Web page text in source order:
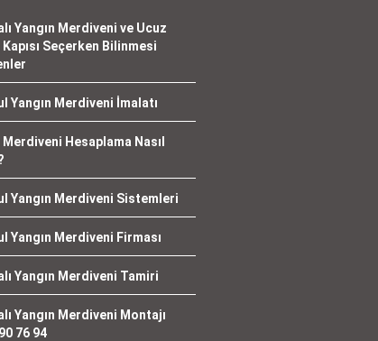
Yangın Merdiveni ve Ucuz
Kapısı Seçerken Bilinmesi
Yangın Merdiveni İmalatı
Merdiveni Hesaplama Nasıl
Yangın Merdiveni Sistemleri
Yangın Merdiveni Firması
Yangın Merdiveni Tamiri
Yangın Merdiveni Montajı
76 94